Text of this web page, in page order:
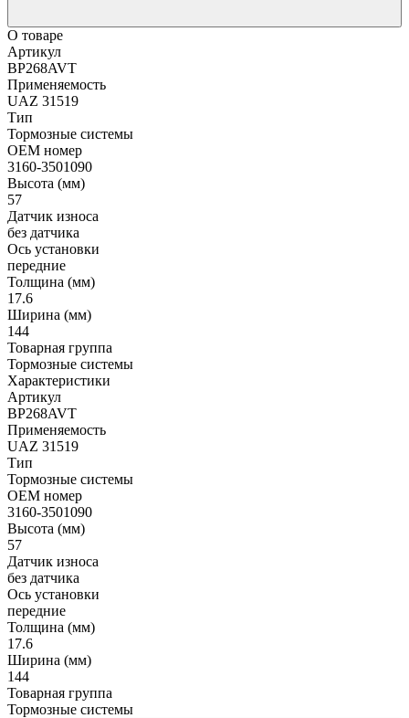
О товаре
Артикул
BP268AVT
Применяемость
UAZ 31519
Тип
Тормозные системы
OEM номер
3160-3501090
Высота (мм)
57
Датчик износа
без датчика
Ось установки
передние
Толщина (мм)
17.6
Ширина (мм)
144
Товарная группа
Тормозные системы
Характеристики
Артикул
BP268AVT
Применяемость
UAZ 31519
Тип
Тормозные системы
OEM номер
3160-3501090
Высота (мм)
57
Датчик износа
без датчика
Ось установки
передние
Толщина (мм)
17.6
Ширина (мм)
144
Товарная группа
Тормозные системы